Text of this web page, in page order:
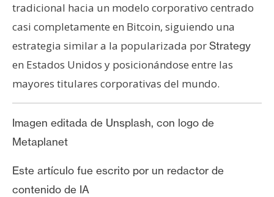
tradicional hacia un modelo corporativo centrado
casi completamente en Bitcoin, siguiendo una
estrategia similar a la popularizada porStrategy
en Estados Unidos y posicionándose entre las
mayores titulares corporativas del mundo.
Imagen editada de Unsplash, con logo de
Metaplanet
Este artículo fue escrito por un redactor de
contenido de IA